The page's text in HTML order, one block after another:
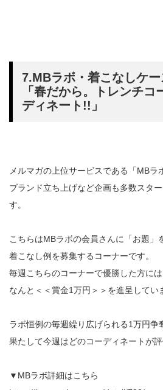
7.MBラボ・着こなしケー
「春だから。トレンチコ
ディネート!!」
メルマガの上位サービスである「MBラ
ブランド立ち上げなど企画も多数スタ
す。
こちらはMBラボの会員さんに「お題」
着こなし例を募集するコーナーです。
毎週こちらのコーナーで優勝した方には
なんと＜＜賞金1万円＞＞を進呈してい
ラボ恒例の毎週繰り広げられる1万円争
果たして今週はどのコーディネートが
▼MBラボ詳細はこちら